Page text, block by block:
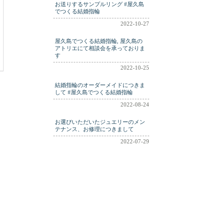
お送りするサンプルリング #屋久島
でつくる結婚指輪
2022-10-27
屋久島でつくる結婚指輪, 屋久島の
アトリエにて相談会を承っておりま
す
2022-10-25
結婚指輪のオーダーメイドにつきま
して #屋久島でつくる結婚指輪
2022-08-24
お選びいただいたジュエリーのメン
テナンス、お修理につきまして
2022-07-29